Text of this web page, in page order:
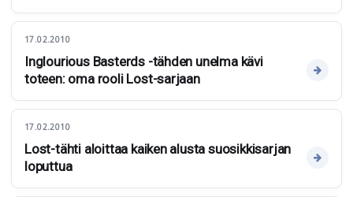
17.02.2010
Inglourious Basterds -tähden unelma kävi
toteen: oma rooli Lost-sarjaan
17.02.2010
Lost-tähti aloittaa kaiken alusta suosikkisarjan
loputtua